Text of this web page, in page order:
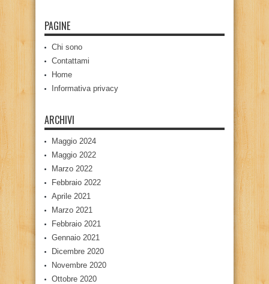
PAGINE
Chi sono
Contattami
Home
Informativa privacy
ARCHIVI
Maggio 2024
Maggio 2022
Marzo 2022
Febbraio 2022
Aprile 2021
Marzo 2021
Febbraio 2021
Gennaio 2021
Dicembre 2020
Novembre 2020
Ottobre 2020